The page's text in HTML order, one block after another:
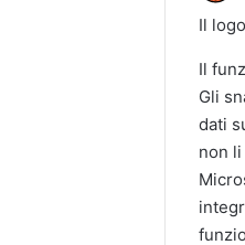
Il
Il
Gli
dati
non